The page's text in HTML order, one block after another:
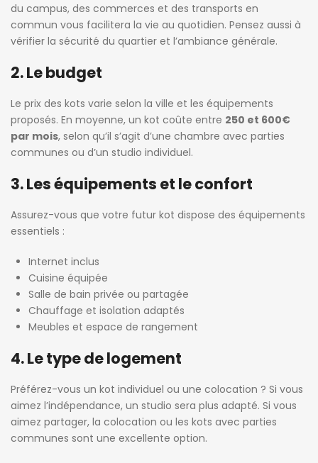
du campus, des commerces et des transports en
commun vous facilitera la vie au quotidien. Pensez aussi à
vérifier la sécurité du quartier et l’ambiance générale.
2. Le budget
Le prix des kots varie selon la ville et les équipements
proposés. En moyenne, un kot coûte entre 250 et 600€
par mois, selon qu’il s’agit d’une chambre avec parties
communes ou d’un studio individuel.
3. Les équipements et le confort
Assurez-vous que votre futur kot dispose des équipements
essentiels :
Internet inclus
Cuisine équipée
Salle de bain privée ou partagée
Chauffage et isolation adaptés
Meubles et espace de rangement
4. Le type de logement
Préférez-vous un kot individuel ou une colocation ? Si vous
aimez l’indépendance, un studio sera plus adapté. Si vous
aimez partager, la colocation ou les kots avec parties
communes sont une excellente option.